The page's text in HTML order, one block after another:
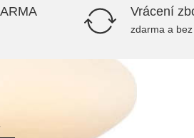
Vrácení
zdarma a